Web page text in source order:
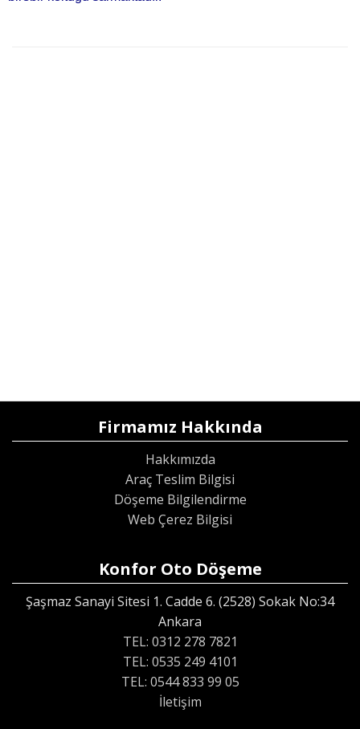
Firmamız Hakkında
Hakkımızda
Araç Teslim Bilgisi
Döşeme Bilgilendirme
Web Çerez Bilgisi
Konfor Oto Döşeme
Şaşmaz Sanayi Sitesi 1. Cadde 6. (2528) Sokak No:34
Ankara
TEL: 0312 278 7821
TEL: 0535 249 4101
TEL: 0544 833 99 05
İletişim